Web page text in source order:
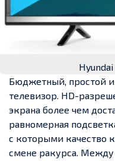
Бюджетный, простой
телевизор. HD-
экрана более чем
равномерная
с которыми качество
смене ракурса.